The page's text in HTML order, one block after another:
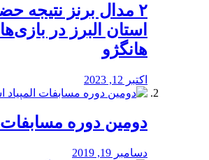
استان البرز در
هانگژو
اکتبر 12, 2023
دومین دوره مسابفات
دسامبر 19, 2019